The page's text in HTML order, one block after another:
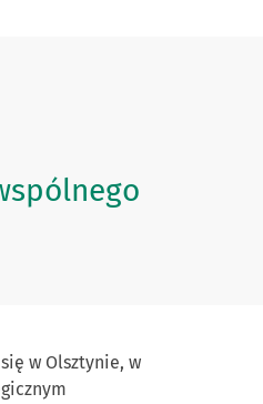
w Olsztynie, w